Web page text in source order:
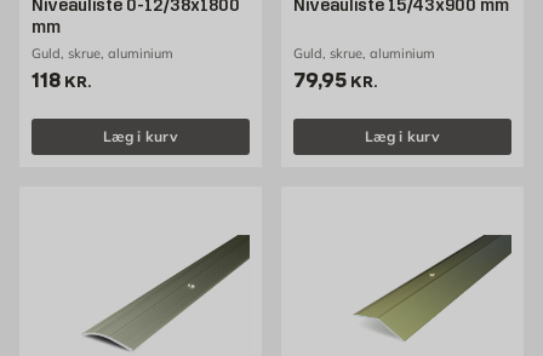
Niveauliste 0-12/38x1800
mm
Guld, skrue, aluminium
Pris 118 kr. /stk
118 KR.
Læg i kurv
Niveauliste 15/43x900 mm
Guld, skrue, aluminium
Pris 79.95 kr. /stk
79,95 KR.
Læg i kurv